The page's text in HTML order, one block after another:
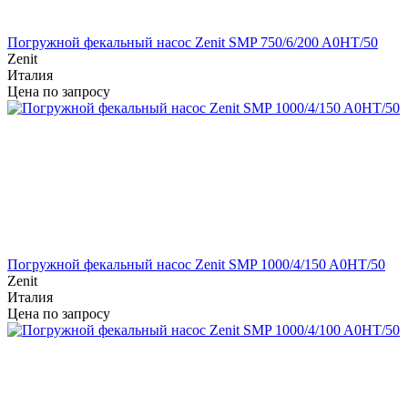
Погружной фекальный насос Zenit SMP 750/6/200 A0HT/50
Zenit
Италия
Цена по запросу
Погружной фекальный насос Zenit SMP 1000/4/150 A0HT/50
Zenit
Италия
Цена по запросу